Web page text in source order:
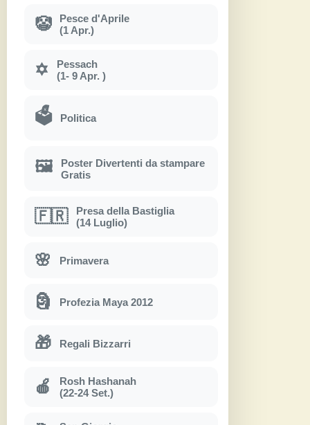
🤡
Pesce d'Aprile
(1 Apr.)
✡
Pessach
(1- 9 Apr. )
🗳 Politica
🖼
Poster Divertenti da stampare
Gratis
🇫🇷
Presa della Bastiglia
(14 Luglio)
🌸 Primavera
🗿 Profezia Maya 2012
🎁 Regali Bizzarri
🍎
Rosh Hashanah
(22-24 Set.)